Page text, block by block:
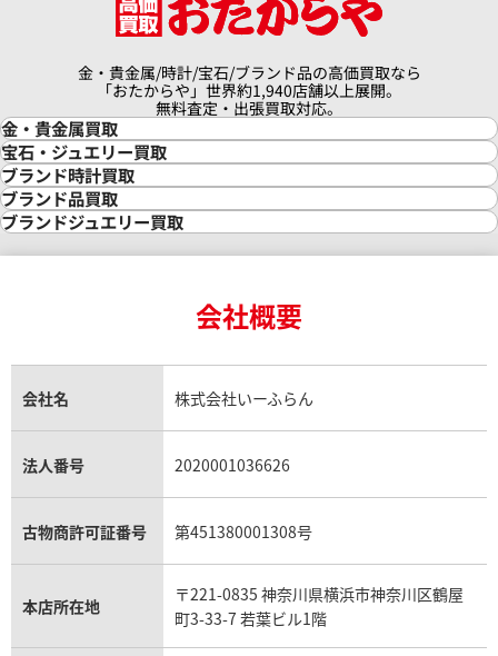
金・貴金属/時計/宝石/ブランド品の高価買取なら
「おたからや」世界約1,940店舗以上展開。
無料査定・出張買取対応。
金・貴金属買取
金買取
金の相場価格情報
金の参考買取価格一覧
インゴット買取
インゴットの相場価格情報
24金買取
金貨買取
貴金属買取
銀・シルバー買取
パラジウム買取
宝石・ジュエリー買取
宝石・ジュエリー買取
ダイヤモンド買取
ダイヤモンド・宝石の参考価格一覧
リング・結婚指輪買取
エメラルド買取
トパーズ買取
タンザナイト買取
キャッツアイ買取
アクアマリン買取
ブランド時計買取
時計買取
ロレックス買取
ロレックス デイトナ買取
ロレックス サブマリーナー買取
ロレックス エクスプローラー買取
ロレックス デイトジャスト買取
パテック フィリップノーチラス買取
ヴァシュロン・コンスタンタン買取
オメガ買取
カルティエ買取
フランク ミュラー買取
リシャール・ミル買取
ブランド品買取
ブランド買取
シャネル マトラッセ買取
セリーヌ買取
プラダ買取
ブランドジュエリー買取
ヴァンクリーフ＆アーペル買取
ショーメ買取
ダミアーニ買取
モーブッサン買取
会社概要
会社名 株式会社いーふらん
法人番号 2020001036626
古物商許可証番号 第451380001308号
本店所在地
〒221-0835 神奈川県横浜市神奈川区鶴屋
町3-33-7 若葉ビル1階